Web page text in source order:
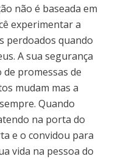
não é baseada em
experimentar a
perdoados quando
A sua segurança
promessas de
mudam mas a
Quando
na porta do
e o convidou para
vida na pessoa do